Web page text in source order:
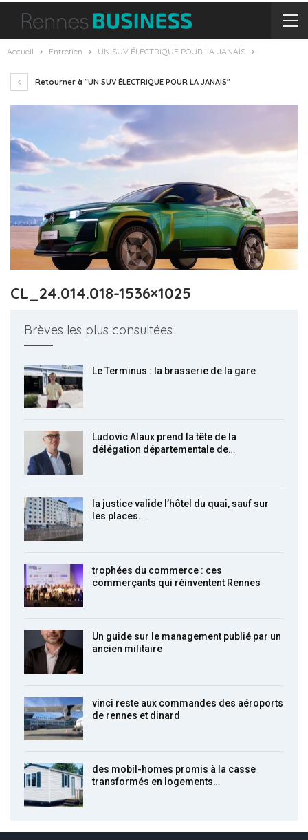
Accueil Entretien UN SUV ÉLECTRIQUE POUR LA JANAIS
Retourner à "UN SUV ÉLECTRIQUE POUR LA JANAIS"
CL_24.014.018-1536×1025
Brèves les plus consultées
Le Terminus : la brasserie de la gare
Ludovic Alaux prend la tête de la
délégation départementale de…
la justice valide l’hôtel du quai, sauf sur
les places…
trophées du commerce : ces
commerçants qui réinventent Rennes
Un guide sur le management publié par un
ancien militaire
vinci reste aux commandes des aéroports
de rennes et dinard
des mobil-homes promis à la casse
transformés en logements…